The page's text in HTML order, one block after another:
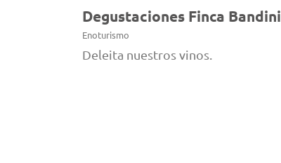
Degustaciones Finca Bandini
Enoturismo
Deleita nuestros vinos.